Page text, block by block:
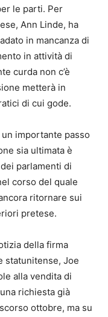
le parti. Per
Ann Linde, ha
in mancanza di
in attività di
curda non c’è
metterà in
di cui gode.
importante passo
sia ultimata è
parlamenti di
corso del quale
ritornare sui
pretese.
della firma
statunitense, Joe
alla vendita di
richiesta già
ottobre, ma su